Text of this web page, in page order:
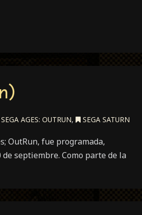
SEGA AGES: OUTRUN, SEGA SATURN
OutRun, fue programada,
septiembre. Como parte de la